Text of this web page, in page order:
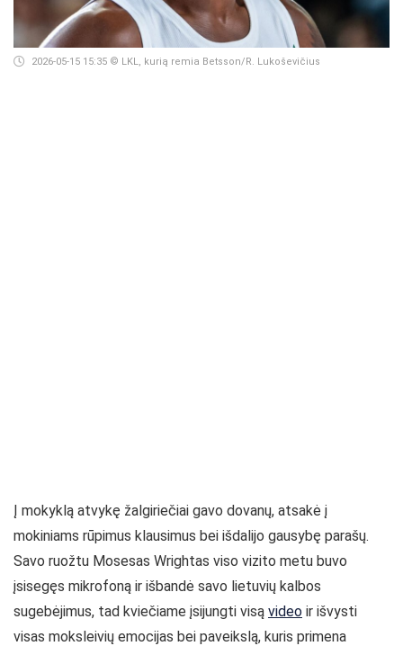
2026-05-15 15:35 © LKL, kurią remia Betsson/R. Lukoševičius
Į mokyklą atvykę žalgiriečiai gavo dovanų, atsakė į
mokiniams rūpimus klausimus bei išdalijo gausybę parašų.
Savo ruožtu Mosesas Wrightas viso vizito metu buvo
įsisegęs mikrofoną ir išbandė savo lietuvių kalbos
sugebėjimus, tad kviečiame įsijungti visą video ir išvysti
visas moksleivių emocijas bei paveikslą, kuris primena